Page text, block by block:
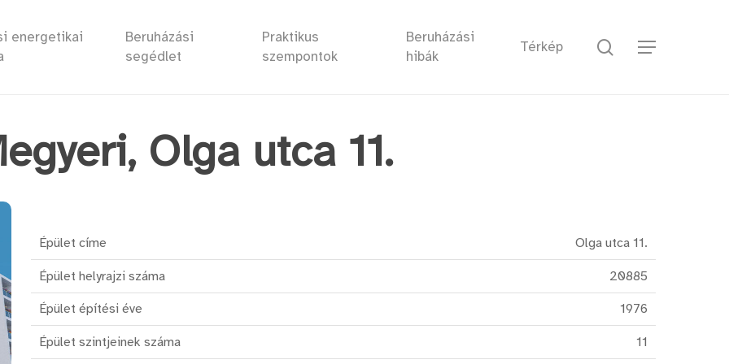
energetikai
Beruházási
segédlet
Praktikus
szempontok
Beruházási
hibák
Térkép keresés
Menu
Olga utca 11.
Épület címe Olga utca 11.
Épület helyrajzi száma 20885
Épület építési éve 1976
Épület szintjeinek száma 11